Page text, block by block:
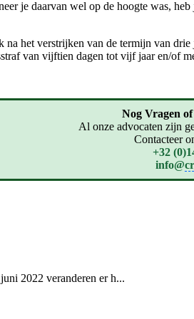
je daarvan wel op de hoogte was,
het verstrijken van de termijn van
van vijftien dagen tot vijf jaar en/of
Nog Vragen
Al onze advocaten zijn
Contacteer
+32
info@
2022 veranderen er h...